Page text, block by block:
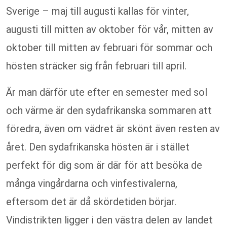
Sverige – maj till augusti kallas för vinter,
augusti till mitten av oktober för vår, mitten av
oktober till mitten av februari för sommar och
hösten sträcker sig från februari till april.
Är man därför ute efter en semester med sol
och värme är den sydafrikanska sommaren att
föredra, även om vädret är skönt även resten av
året. Den sydafrikanska hösten är i stället
perfekt för dig som är där för att besöka de
många vingårdarna och vinfestivalerna,
eftersom det är då skördetiden börjar.
Vindistrikten ligger i den västra delen av landet